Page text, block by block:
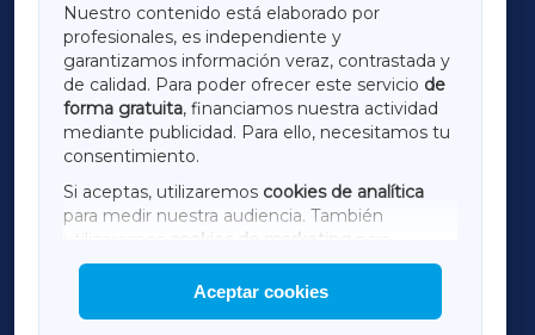
Nuestro contenido está elaborado por
profesionales, es independiente y
garantizamos información veraz, contrastada y
de calidad. Para poder ofrecer este servicio de
forma gratuita, financiamos nuestra actividad
mediante publicidad. Para ello, necesitamos tu
consentimiento.
Si aceptas, utilizaremos cookies de analítica
para medir nuestra audiencia. También
utilizaremos
cookies de marketing
mostrar publicidad de terceros.
Asimismo, puedes personalizar la elección de
las cookies que deseas permitir.
Aceptar cookies
LUGOXA
TERRACHAXA
AMARIÑAXA
RIBEIRASACRAXA